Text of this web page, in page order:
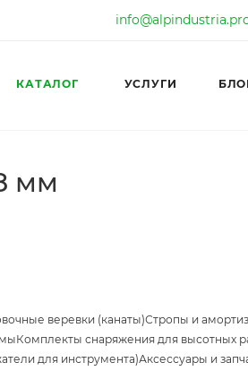
КАТАЛОГ УСЛУГИ
мм
веревки (канаты)Стропы и
Комплекты снаряжения для высотных
для инструмента)Аксессуары и